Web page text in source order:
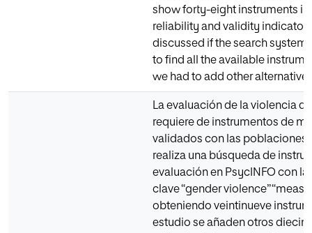
show forty-eight instruments
reliability and validity
discussed if the search
to find all the available
we had to add other alternative
La evaluación de la violencia
requiere de instrumentos de
validados con las poblaciones
realiza una búsqueda de
evaluación en PsycINFO con
clave “gender violence”
obteniendo veintinueve
estudio se añaden otros